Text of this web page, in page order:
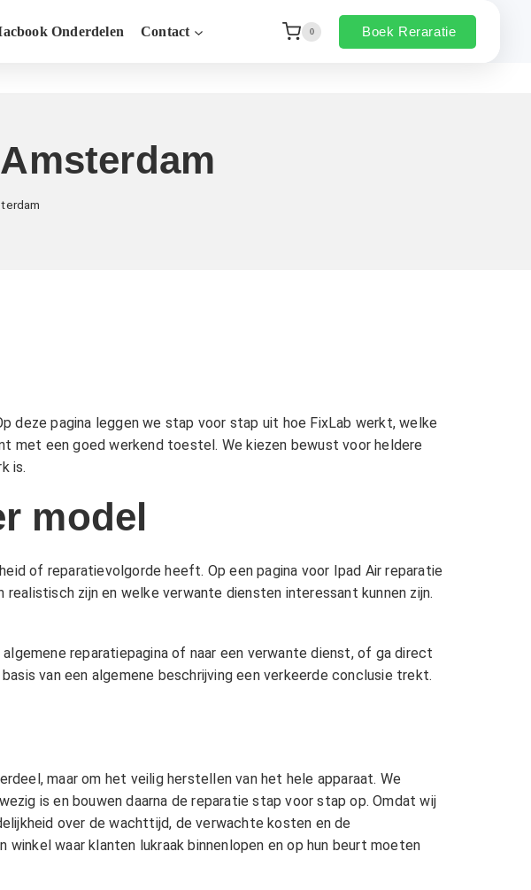
Onderdelen Contact 0 Boek Reraratie
deze pagina leggen we stap voor stap uit hoe FixLab werkt, welke
met een goed werkend toestel. We kiezen bewust voor heldere
is.
model
of reparatievolgorde heeft. Op een pagina voor Ipad Air reparatie
zijn en welke verwante diensten interessant kunnen zijn.
reparatiepagina of naar een verwante dienst, of ga direct
van een algemene beschrijving een verkeerde conclusie trekt.
maar om het veilig herstellen van het hele apparaat. We
is en bouwen daarna de reparatie stap voor stap op. Omdat wij
over de wachttijd, de verwachte kosten en de
waar klanten lukraak binnenlopen en op hun beurt moeten